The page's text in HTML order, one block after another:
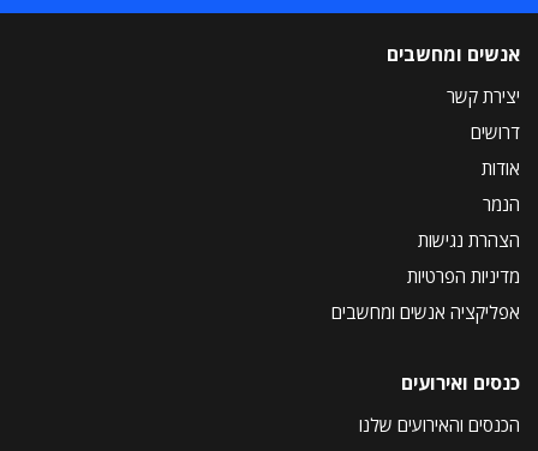
אנשים ומחשבים
יצירת קשר
דרושים
אודות
הנמר
הצהרת נגישות
מדיניות הפרטיות
אפליקציה אנשים ומחשבים
כנסים ואירועים
הכנסים והאירועים שלנו